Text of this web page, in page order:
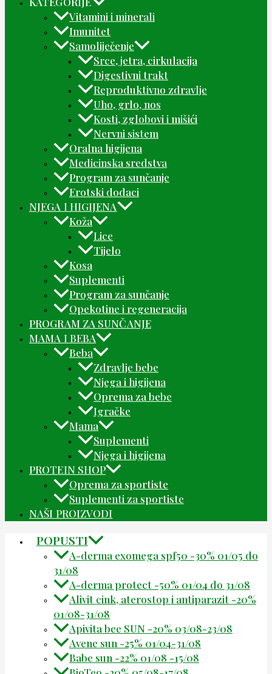
Vitamini i minerali
Imunitet
Samoliječenje
Srce, jetra, cirkulacija
Digestivni trakt
Reproduktivno zdravlje
Uho, grlo, nos
Kosti, zglobovi i mišići
Nervni sistem
Oralna higijena
Medicinska sredstva
Program za sunčanje
Erotski dodaci
NJEGA I HIGIJENA
Koža
Lice
Tijelo
Kosa
Suplementi
Program za sunčanje
Opekotine i regeneracija
PROGRAM ZA SUNČANJE
MAMA I BEBA
Beba
Zdravlje bebe
Njega i higijena
Oprema za bebe
Igračke
Mama
Suplementi
Njega i higijena
PROTEIN SHOP
Oprema za sportiste
Suplementi za sportiste
NAŠI PROIZVODI
POPUSTI
A-derma exomega spf50 -30% 01/05 do
31/08
A-derma protect -50% 01/04 do 31/08
Alivit cink, aterostop i antiparazit -20%
01/08-31/08
Apivita bee SUN -20% 03/08-23/08
Avene sun -25% 01/04-31/08
Babe sun -22% 01/08 -15/08